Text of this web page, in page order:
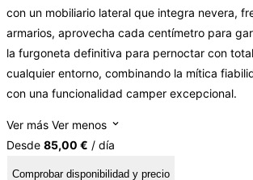
con un mobiliario lateral que integra nevera,
armarios, aprovecha cada centímetro para
la furgoneta definitiva para pernoctar con
cualquier entorno, combinando la mítica
con una funcionalidad camper excepcional.
Ver más Ver menos
Desde 85,00 € / día
Comprobar disponibilidad y precio